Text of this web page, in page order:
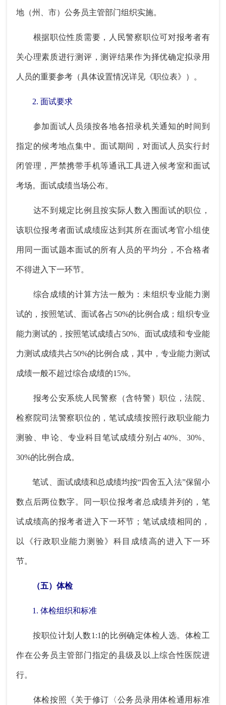
地（州、市）公务员主管部门组织实施。
根据职位性质需要，人民警察职位可对报考者有
关心理素质进行测评，测评结果作为择优确定拟录用
人员的重要参考（具体设置情况详见《职位表》）。
2. 面试要求
参加面试人员须按各地各招录机关通知的时间到
指定的候考地点集中。面试期间，对面试人员实行封
闭管理，严禁携带手机等通讯工具进入候考室和面试
考场。面试成绩当场公布。
达不到规定比例且按实际人数入围面试的职位，
该职位报考者面试成绩应达到其所在面试考官小组使
用同一面试题本面试的所有人员的平均分，不合格者
不得进入下一环节。
综合成绩的计算方法一般为：未组织专业能力测
试的，按照笔试、面试各占50%的比例合成；组织专业
能力测试的，按照笔试成绩占50%、面试成绩和专业能
力测试成绩共占50%的比例合成，其中，专业能力测试
成绩一般不超过综合成绩的15%。
报考公安系统人民警察（含特警）职位，法院、
检察院司法警察职位的，笔试成绩按照行政职业能力
测验、申论、专业科目笔试成绩分别占40%、30%、
30%的比例合成。
笔试、面试成绩和总成绩均按“四舍五入法”保留小
数点后两位数字。同一职位报考者总成绩并列的，笔
试成绩高的报考者进入下一环节；笔试成绩相同的，
以《行政职业能力测验》科目成绩高的进入下一环
节。
（五）体检
1. 体检组织和标准
按职位计划人数1:1的比例确定体检人选。体检工
作在公务员主管部门指定的县级及以上综合性医院进
行。
体检按照《关于修订〈公务员录用体检通用标准